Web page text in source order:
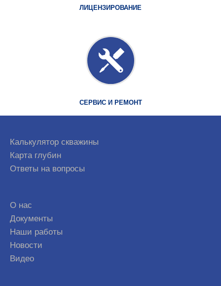
ЛИЦЕНЗИРОВАНИЕ
СЕРВИС И РЕМОНТ
Калькулятор скважины
Карта глубин
Ответы на вопросы
О нас
Документы
Наши работы
Новости
Видео